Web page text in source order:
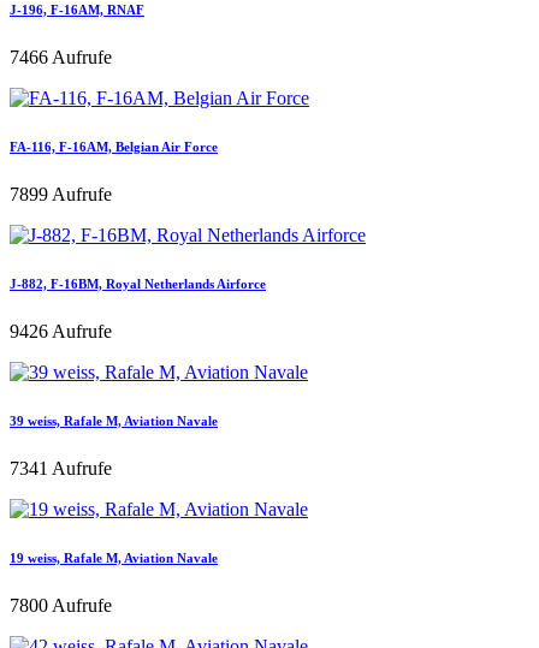
J-196, F-16AM, RNAF
7466 Aufrufe
FA-116, F-16AM, Belgian Air Force
7899 Aufrufe
J-882, F-16BM, Royal Netherlands Airforce
9426 Aufrufe
39 weiss, Rafale M, Aviation Navale
7341 Aufrufe
19 weiss, Rafale M, Aviation Navale
7800 Aufrufe